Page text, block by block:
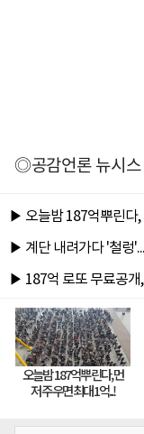
◎공감언론 뉴시스